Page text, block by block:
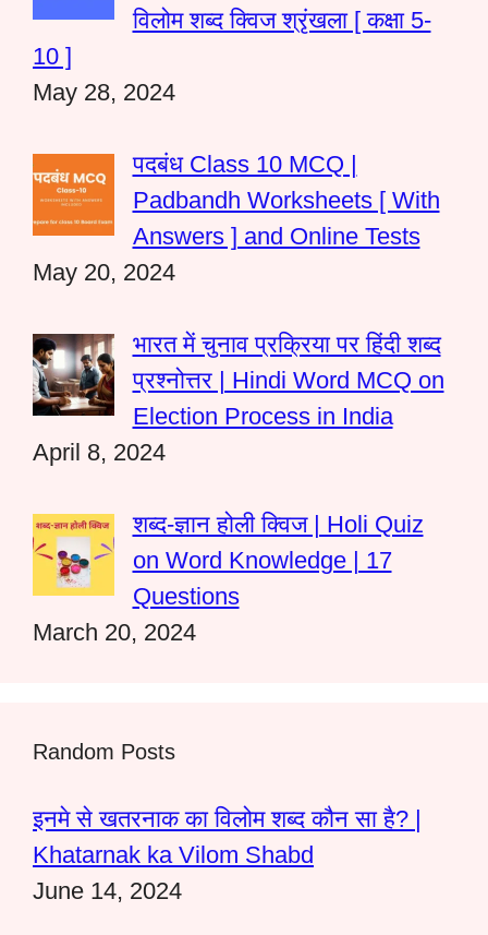
विलोम शब्द क्विज श्रृंखला [ कक्षा 5-
10 ]
May 28, 2024
पदबंध Class 10 MCQ |
Padbandh Worksheets [ With
Answers ] and Online Tests
May 20, 2024
भारत में चुनाव प्रक्रिया पर हिंदी शब्द
प्रश्नोत्तर | Hindi Word MCQ on
Election Process in India
April 8, 2024
शब्द-ज्ञान होली क्विज | Holi Quiz
on Word Knowledge | 17
Questions
March 20, 2024
Random Posts
इनमे से खतरनाक का विलोम शब्द कौन सा है? |
Khatarnak ka Vilom Shabd
June 14, 2024